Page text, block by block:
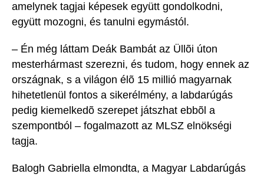
amelynek tagjai képesek együtt gondolkodni,
együtt mozogni, és tanulni egymástól.
– Én még láttam Deák Bambát az Üllõi úton
mesterhármast szerezni, és tudom, hogy ennek az
országnak, s a világon élõ 15 millió magyarnak
hihetetlenül fontos a sikerélmény, a labdarúgás
pedig kiemelkedõ szerepet játszhat ebbõl a
szempontból – fogalmazott az MLSZ elnökségi
tagja.
Balogh Gabriella elmondta, a Magyar Labdarúgás